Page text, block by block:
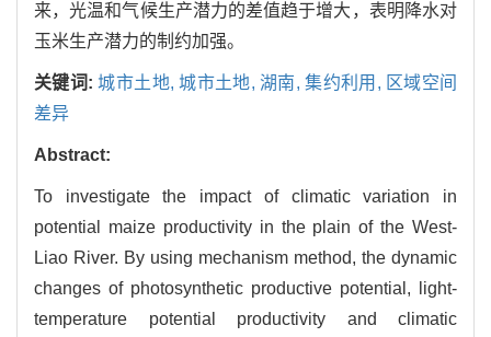
来，光温和气候生产潜力的差值趋于增大，表明降水对
玉米生产潜力的制约加强。
关键词:城市土地,城市土地,湖南,集约利用, 区域空间
差异
Abstract:
To investigate the impact of climatic variation in
potential maize productivity in the plain of the West-
Liao River. By using mechanism method, the dynamic
changes of photosynthetic productive potential, light-
temperature potential productivity and climatic